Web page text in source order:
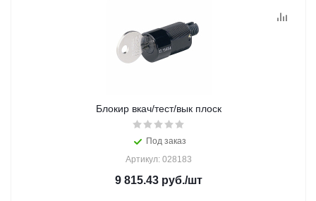
Блокир вкач/тест/вык плоск
Под заказ
Артикул: 028183
9 815.43 руб./шт